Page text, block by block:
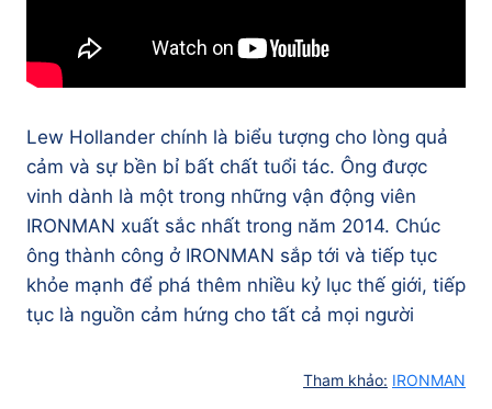
Lew Hollander chính là biểu tượng cho lòng quả
cảm và sự bền bỉ bất chất tuổi tác. Ông được
vinh dành là một trong những vận động viên
IRONMAN xuất sắc nhất trong năm 2014. Chúc
ông thành công ở IRONMAN sắp tới và tiếp tục
khỏe mạnh để phá thêm nhiều kỷ lục thế giới, tiếp
tục là nguồn cảm hứng cho tất cả mọi người
Tham khảo: IRONMAN